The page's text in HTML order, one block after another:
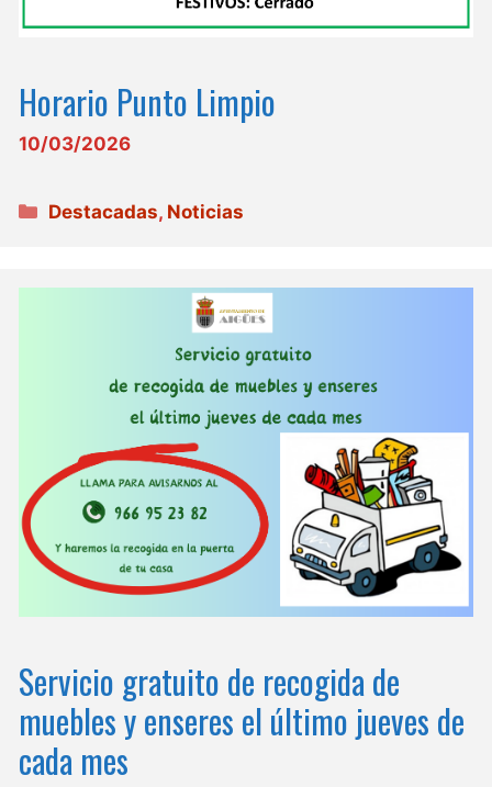
Horario Punto Limpio
10/03/2026
Categorías
Destacadas, Noticias
Servicio gratuito de recogida de
muebles y enseres el último jueves de
cada mes